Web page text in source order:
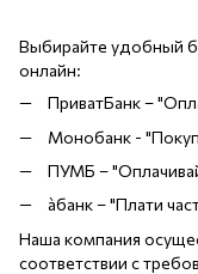
Выбирайте удобный
онлайн:
ПриватБанк –
Монобанк -
ПУМБ –
àбанк – "Плати
Наша компания
соответствии с